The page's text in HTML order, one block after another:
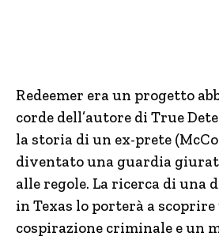
Redeemer era un progetto
corde dell’autore di True
la storia di un ex-prete
diventato una guardia
alle regole. La ricerca di una
in Texas lo porterà a
cospirazione criminale e un